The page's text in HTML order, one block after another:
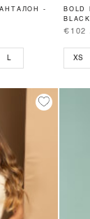
-
BLACK
€102
XS